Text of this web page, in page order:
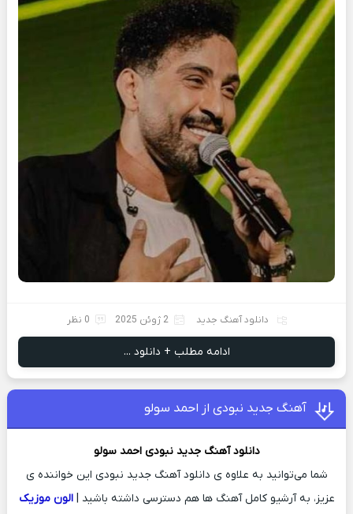
دانلود آهنگ جدید 2 ژوئن 2025 0 نظر
ادامه مطلب + دانلود ...
آهنگ جدید نبودی از احمد سولو
دانلود آهنگ جدید نبودیاحمد سولو
شما می‌توانید به علاوه ی دانلود آهنگ جدید نبودی این خواننده ی
عزیز، به آرشیو کامل آهنگ ها هم دسترسی داشته باشید |الون موزیک